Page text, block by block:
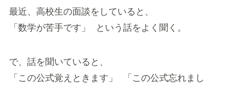
最近、高校生の面談をしていると、
「数学が苦手です」 という話をよく聞く。
で、話を聞いていると、
「この公式覚えときます」 「この公式忘れまし